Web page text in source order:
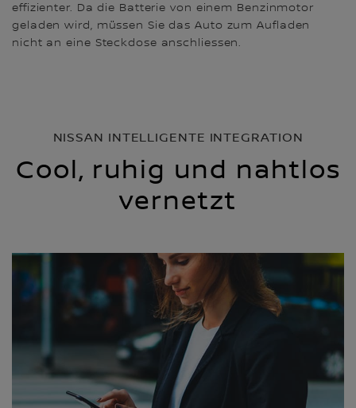
effizienter. Da die Batterie von einem Benzinmotor
geladen wird, müssen Sie das Auto zum Aufladen
nicht an eine Steckdose anschliessen.
NISSAN INTELLIGENTE INTEGRATION
Cool, ruhig und nahtlos
vernetzt